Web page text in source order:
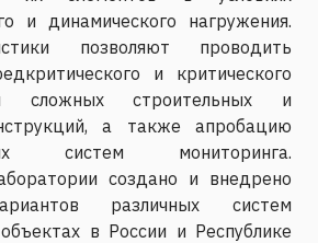
и динамического нагружения.
позволяют проводить
и критического
сложных строительных и
а также апробацию
систем мониторинга.
создано и внедрено
различных систем
в России и Республике